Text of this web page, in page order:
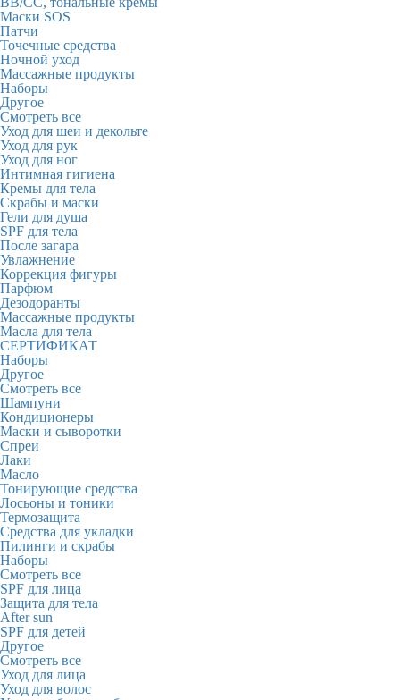
Маски SOS
Патчи
Точечные средства
Ночной уход
Массажные продукты
Наборы
Другое
Смотреть все
Уход для шеи и декольте
Уход для рук
Уход для ног
Интимная гигиена
Кремы для тела
Скрабы и маски
Гели для душа
SPF для тела
После загара
Увлажнение
Коррекция фигуры
Парфюм
Дезодоранты
Массажные продукты
Масла для тела
СЕРТИФИКАТ
Наборы
Другое
Смотреть все
Шампуни
Кондиционеры
Маски и сыворотки
Спреи
Лаки
Масло
Тонирующие средства
Лосьоны и тоники
Термозащита
Средства для укладки
Пилинги и скрабы
Наборы
Смотреть все
SPF для лица
Защита для тела
After sun
SPF для детей
Другое
Смотреть все
Уход для лица
Уход для волос